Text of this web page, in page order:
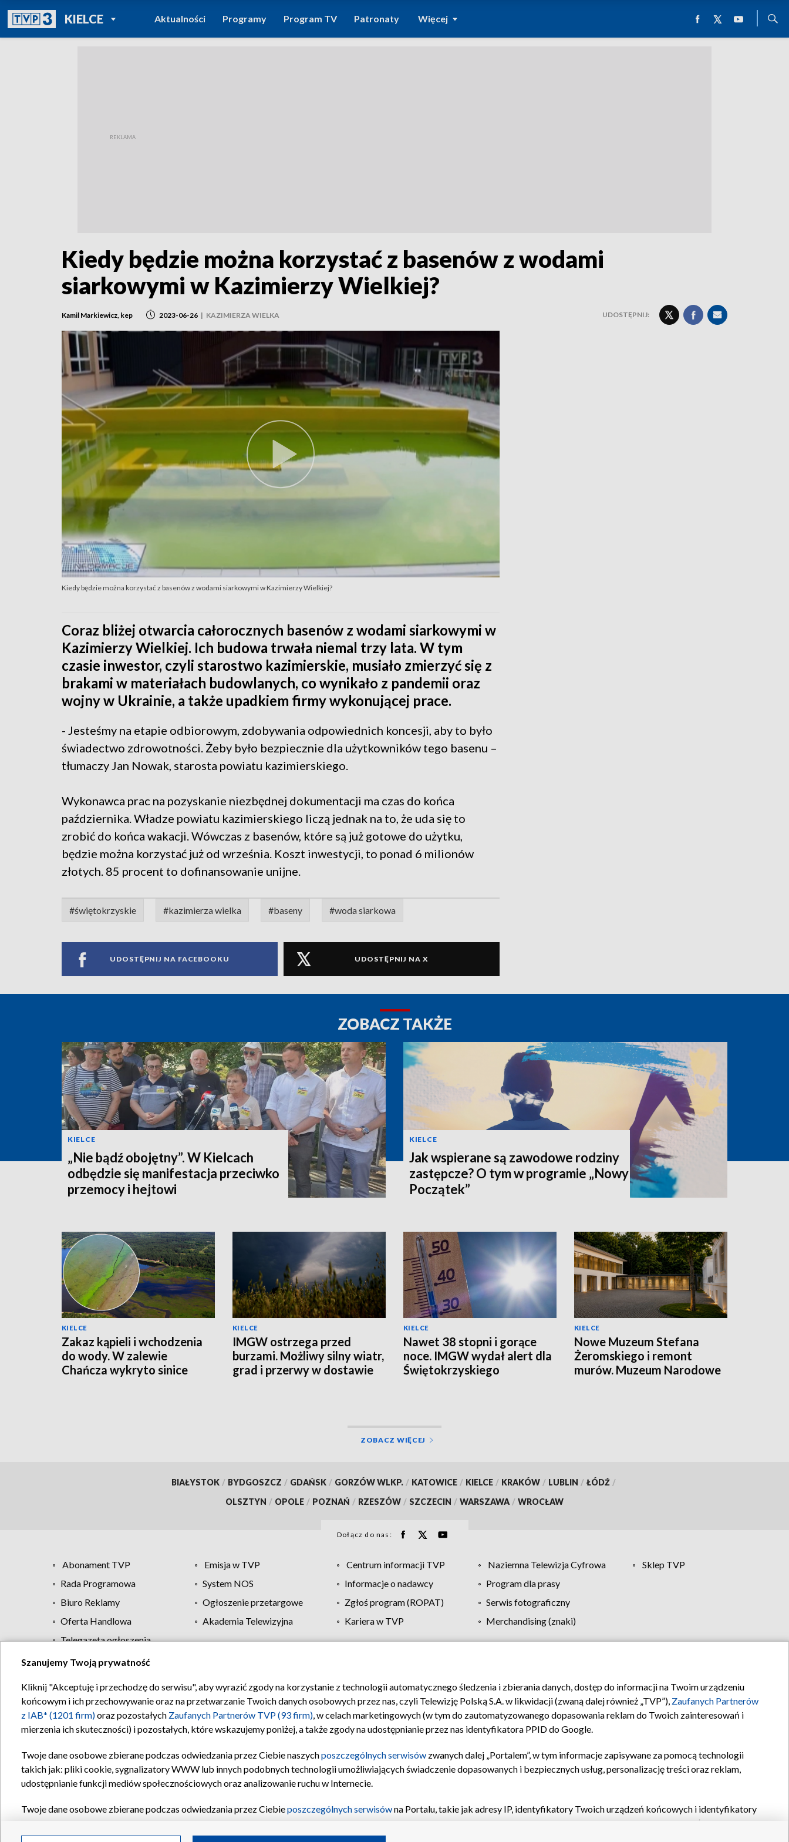
KIELCEPOWRÓT DO
TVP REGIONY
Aktualności Programy Program TV Patronaty Więcej
Kiedy będzie można korzystać z basenów z wodami
siarkowymi w Kazimierzy Wielkiej?
Kamil Markiewicz, kep 2023-06-26 | KAZIMIERZA WIELKA UDOSTĘPNIJ:
Kiedy będzie można korzystać z basenów z wodami siarkowymi w Kazimierzy Wielkiej?
Coraz bliżej otwarcia całorocznych basenów z wodami siarkowymi w
Kazimierzy Wielkiej. Ich budowa trwała niemal trzy lata. W tym
czasie inwestor, czyli starostwo kazimierskie, musiało zmierzyć się z
brakami w materiałach budowlanych, co wynikało z pandemii oraz
wojny w Ukrainie, a także upadkiem firmy wykonującej prace.
- Jesteśmy na etapie odbiorowym, zdobywania odpowiednich koncesji, aby to było
świadectwo zdrowotności. Żeby było bezpiecznie dla użytkowników tego basenu –
tłumaczy Jan Nowak, starosta powiatu kazimierskiego.
Wykonawca prac na pozyskanie niezbędnej dokumentacji ma czas do końca
października. Władze powiatu kazimierskiego liczą jednak na to, że uda się to
zrobić do końca wakacji. Wówczas z basenów, które są już gotowe do użytku,
będzie można korzystać już od września. Koszt inwestycji, to ponad 6 milionów
złotych. 85 procent to dofinansowanie unijne.
#świętokrzyskie #kazimierza wielka #baseny #woda siarkowa
UDOSTĘPNIJ NA FACEBOOKU UDOSTĘPNIJ NA X
ZOBACZ TAKŻE
KIELCE
„Nie bądź obojętny”. W Kielcach
odbędzie się manifestacja przeciwko
przemocy i hejtowi
KIELCE
Jak wspierane są zawodowe rodziny
zastępcze? O tym w programie „Nowy
Początek”
KIELCE
Zakaz kąpieli i wchodzenia
do wody. W zalewie
Chańcza wykryto sinice
KIELCE
IMGW ostrzega przed
burzami. Możliwy silny wiatr,
grad i przerwy w dostawie
KIELCE
Nawet 38 stopni i gorące
noce. IMGW wydał alert dla
Świętokrzyskiego
KIELCE
Nowe Muzeum Stefana
Żeromskiego i remont
murów. Muzeum Narodowe
ZOBACZ WIĘCEJ
BIAŁYSTOK / BYDGOSZCZ / GDAŃSK / GORZÓW WLKP. / KATOWICE / KIELCE / KRAKÓW / LUBLIN / ŁÓDŹ /
OLSZTYN / OPOLE / POZNAŃ / RZESZÓW / SZCZECIN / WARSZAWA / WROCŁAW
Dołącz do nas:
Abonament TVP Emisja w TVP Centrum informacji TVP Naziemna Telewizja Cyfrowa
Sklep TVP
Rada Programowa
System NOS Informacje o nadawcy
Program dla prasy
Biuro Reklamy
Ogłoszenie przetargowe Zgłoś program (ROPAT)
Serwis fotograficzny
Oferta Handlowa
Akademia Telewizyjna Kariera w TVP
Merchandising (znaki)
Telegazeta ogłoszenia
Regulamin TVP Polityka prywatności Moje zgody Pomoc Biuro reklamy Kontakt
Szanujemy Twoją prywatność
Kliknij "Akceptuję i przechodzę do serwisu", aby wyrazić zgody na korzystanie z technologii automatycznego śledzenia i zbierania danych, dostęp do informacji na Twoim urządzeniu
końcowym i ich przechowywanie oraz na przetwarzanie Twoich danych osobowych przez nas, czyli Telewizję Polską S.A. w likwidacji (zwaną dalej również „TVP”), Zaufanych Partnerów
z IAB* (1201 firm)oraz pozostałych Zaufanych Partnerów TVP (93 firm), w celach marketingowych (w tym do zautomatyzowanego dopasowania reklam do Twoich zainteresowań i
mierzenia ich skuteczności) i pozostałych, które wskazujemy poniżej, a także zgody na udostępnianie przez nas identyfikatora PPID do Google.
Twoje dane osobowe zbierane podczas odwiedzania przez Ciebie naszychposzczególnych serwisów zwanych dalej „Portalem”, w tym informacje zapisywane za pomocą technologii
takich jak: pliki cookie, sygnalizatory WWW lub innych podobnych technologii umożliwiających świadczenie dopasowanych i bezpiecznych usług, personalizację treści oraz reklam,
udostępnianie funkcji mediów społecznościowych oraz analizowanie ruchu w Internecie.
Twoje dane osobowe zbierane podczas odwiedzania przez Ciebieposzczególnych serwisówna Portalu, takie jak adresy IP, identyfikatory Twoich urządzeń końcowych i identyfikatory
oraz pozostałych
Partnerów TVPdla realizacji następujących celów i funkcji: przechowywania informacji na urządzeniu lub dostęp do nich, wyboru podstawowych reklam, wyboru spersonalizowanych